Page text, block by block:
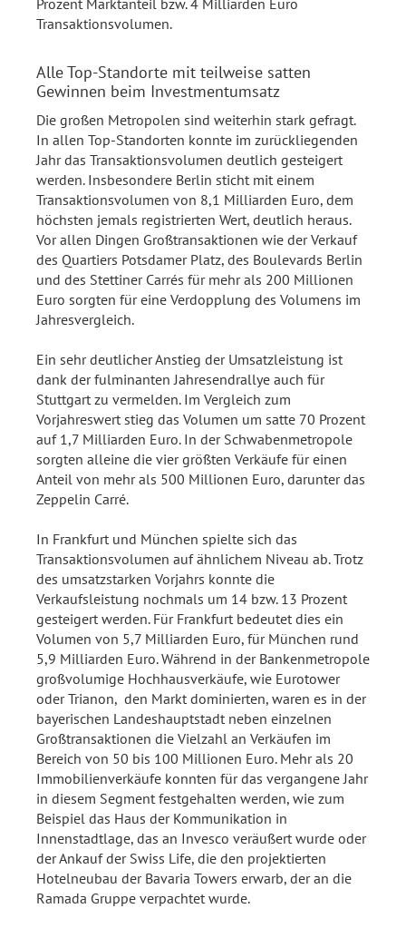
Prozent Marktanteil bzw. 4 Milliarden Euro
Transaktionsvolumen.
Alle Top-Standorte mit teilweise satten
Gewinnen beim Investmentumsatz
Die großen Metropolen sind weiterhin stark gefragt.
In allen Top-Standorten konnte im zurückliegenden
Jahr das Transaktionsvolumen deutlich gesteigert
werden. Insbesondere Berlin sticht mit einem
Transaktionsvolumen von 8,1 Milliarden Euro, dem
höchsten jemals registrierten Wert, deutlich heraus.
Vor allen Dingen Großtransaktionen wie der Verkauf
des Quartiers Potsdamer Platz, des Boulevards Berlin
und des Stettiner Carrés für mehr als 200 Millionen
Euro sorgten für eine Verdopplung des Volumens im
Jahresvergleich.
Ein sehr deutlicher Anstieg der Umsatzleistung ist
dank der fulminanten Jahresendrallye auch für
Stuttgart zu vermelden. Im Vergleich zum
Vorjahreswert stieg das Volumen um satte 70 Prozent
auf 1,7 Milliarden Euro. In der Schwabenmetropole
sorgten alleine die vier größten Verkäufe für einen
Anteil von mehr als 500 Millionen Euro, darunter das
Zeppelin Carré.
In Frankfurt und München spielte sich das
Transaktionsvolumen auf ähnlichem Niveau ab. Trotz
des umsatzstarken Vorjahrs konnte die
Verkaufsleistung nochmals um 14 bzw. 13 Prozent
gesteigert werden. Für Frankfurt bedeutet dies ein
Volumen von 5,7 Milliarden Euro, für München rund
5,9 Milliarden Euro. Während in der Bankenmetropole
großvolumige Hochhausverkäufe, wie Eurotower
oder Trianon, den Markt dominierten, waren es in der
bayerischen Landeshauptstadt neben einzelnen
Großtransaktionen die Vielzahl an Verkäufen im
Bereich von 50 bis 100 Millionen Euro. Mehr als 20
Immobilienverkäufe konnten für das vergangene Jahr
in diesem Segment festgehalten werden, wie zum
Beispiel das Haus der Kommunikation in
Innenstadtlage, das an Invesco veräußert wurde oder
der Ankauf der Swiss Life, die den projektierten
Hotelneubau der Bavaria Towers erwarb, der an die
Ramada Gruppe verpachtet wurde.